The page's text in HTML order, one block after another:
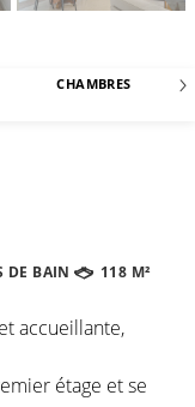
CHAMBRES
DE BAIN 118 M²
accueillante,
étage et se